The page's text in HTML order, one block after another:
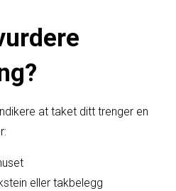
at taket ditt trenger en
eller takbelegg